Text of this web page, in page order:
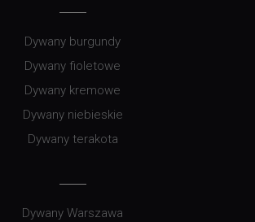
Dywany burgundy
Dywany fioletowe
Dywany kremowe
Dywany niebieskie
Dywany terakota
Dywany Warszawa